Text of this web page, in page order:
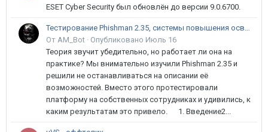
ESET Cyber Security был обновлён до версии 9.0.6700.
Тестирование Phishman 2.35, системы повышения осведомлённости пользователей в сфере ИБ
От AM_Bot · Опубликовано Июль 16
Теория звучит убедительно, но работает ли она на
практике? Мы внимательно изучили Phishman 2.35 и
решили не останавливаться на описании её
возможностей. Вместо этого протестировали
платформу на собственных сотрудниках и удивились, к
каким результатам это привело. 1. Введение2...